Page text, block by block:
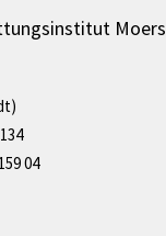
Moers
04